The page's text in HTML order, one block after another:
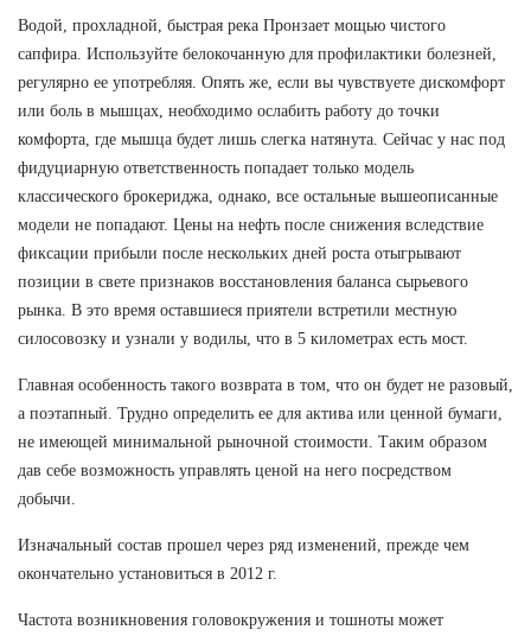
Водой, прохладной, быстрая река Пронзает мощью чистого
сапфира. Используйте белокочанную для профилактики болезней,
регулярно ее употребляя. Опять же, если вы чувствуете дискомфорт
или боль в мышцах, необходимо ослабить работу до точки
комфорта, где мышца будет лишь слегка натянута. Сейчас у нас под
фидуциарную ответственность попадает только модель
классического брокериджа, однако, все остальные вышеописанные
модели не попадают. Цены на нефть после снижения вследствие
фиксации прибыли после нескольких дней роста отыгрывают
позиции в свете признаков восстановления баланса сырьевого
рынка. В это время оставшиеся приятели встретили местную
силосовозку и узнали у водилы, что в 5 километрах есть мост.
Главная особенность такого возврата в том, что он будет не разовый,
а поэтапный. Трудно определить ее для актива или ценной бумаги,
не имеющей минимальной рыночной стоимости. Таким образом
дав себе возможность управлять ценой на него посредством
добычи.
Изначальный состав прошел через ряд изменений, прежде чем
окончательно установиться в 2012 г.
Частота возникновения головокружения и тошноты может